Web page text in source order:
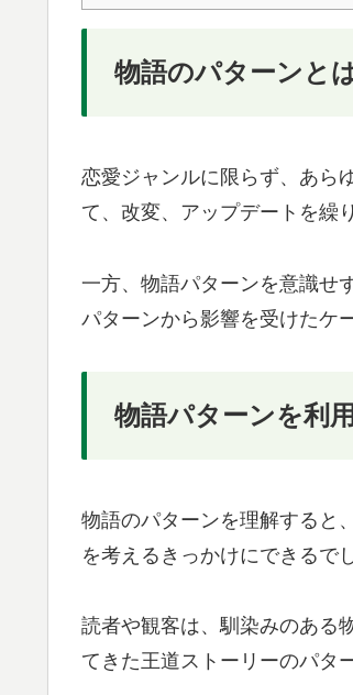
物語のパターンと
恋愛ジャンルに限らず、あら
て、改変、アップデートを繰
一方、物語パターンを意識せ
パターンから影響を受けたケ
物語パターンを利
物語のパターンを理解すると
を考えるきっかけにできるで
読者や観客は、馴染みのある
てきた王道ストーリーのパタ